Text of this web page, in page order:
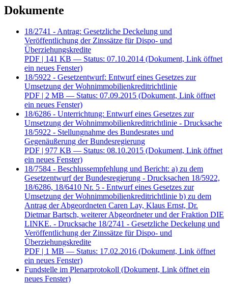
Dokumente
18/2741 - Antrag: Gesetzliche Deckelung und
Veröffentlichung der Zinssätze für Dispo- und
Überziehungskredite
PDF | 141 KB — Status: 07.10.2014 (Dokument, Link öffnet
ein neues Fenster)
18/5922 - Gesetzentwurf: Entwurf eines Gesetzes zur
Umsetzung der Wohnimmobilienkreditrichtlinie
PDF | 2 MB — Status: 07.09.2015 (Dokument, Link öffnet
ein neues Fenster)
18/6286 - Unterrichtung: Entwurf eines Gesetzes zur
Umsetzung der Wohnimmobilienkreditrichtlinie - Drucksache
18/5922 - Stellungnahme des Bundesrates und
Gegenäußerung der Bundesregierung
PDF | 977 KB — Status: 08.10.2015 (Dokument, Link öffnet
ein neues Fenster)
18/7584 - Beschlussempfehlung und Bericht: a) zu dem
Gesetzentwurf der Bundesregierung - Drucksachen 18/5922,
18/6286, 18/6410 Nr. 5 - Entwurf eines Gesetzes zur
Umsetzung der Wohnimmobilienkreditrichtlinie b) zu dem
Antrag der Abgeordneten Caren Lay, Klaus Ernst, Dr.
Dietmar Bartsch, weiterer Abgeordneter und der Fraktion DIE
LINKE. - Drucksache 18/2741 - Gesetzliche Deckelung und
Veröffentlichung der Zinssätze für Dispo- und
Überziehungskredite
PDF | 1 MB — Status: 17.02.2016 (Dokument, Link öffnet
ein neues Fenster)
Fundstelle im Plenarprotokoll (Dokument, Link öffnet ein
neues Fenster)